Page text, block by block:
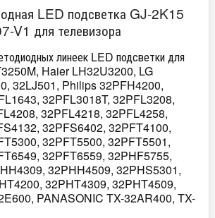
LED подсветка GJ-2K15
V1 для телевизора
линеек LED подсветки для
Haier LH32U3200, LG
32LJ501, Philips 32PFH4200,
32PFL3018T, 32PFL3208,
32PFL4218, 32PFL4258,
32PFS6402, 32PFT4100,
32PFT5500, 32PFT5501,
32PFT6559, 32PHF5755,
32PHH4509, 32PHS5301,
32PHT4309, 32PHT4509,
PANASONIC TX-32AR400, TX-